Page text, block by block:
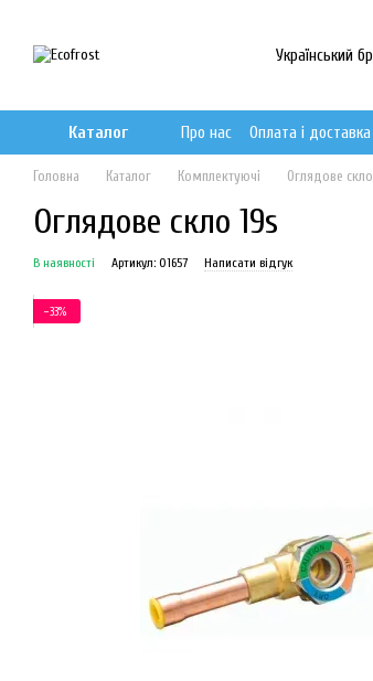
Український
Каталог Про нас Оплата і доставка
Головна Каталог Комплектуючі Оглядове скло
Оглядове скло 19s
В наявності Артикул: 01657 Написати відгук
−33%